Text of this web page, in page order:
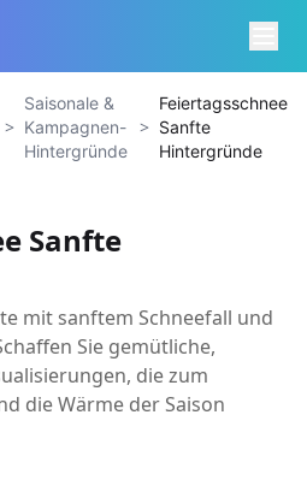
>
Saisonale &
Kampagnen-
Hintergründe
>
Feiertagsschnee
Sanfte
Hintergründe
Sanfte
mit sanftem Schneefall und
Sie gemütliche,
die zum
die Wärme der Saison